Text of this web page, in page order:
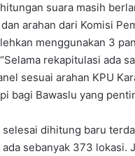
suara masih
arahan dari Komisi
menggunakan 3
rekapitulasi ada
sesuai arahan KPU
bagi Bawaslu yang
dihitung baru
sebanyak 373